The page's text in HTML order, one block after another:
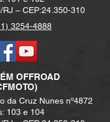
(6 Falantes JBL
(8 Falantes JBL
Farol de Busca
RJ – CEP:24.350-310
3254-4888
OFFROAD
da Cruz Nunes nº4872
103 e 104